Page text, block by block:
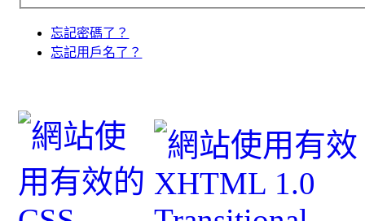
忘記密碼了？
忘記用戶名了？